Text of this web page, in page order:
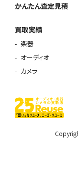
かんたん査定見積
買取実績
楽器
オーディオ
カメラ